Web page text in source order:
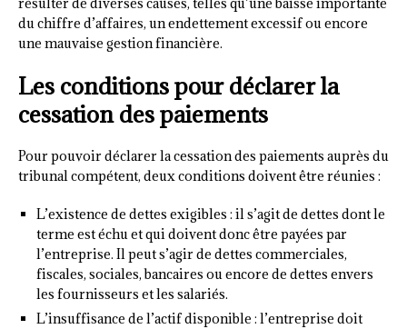
résulter de diverses causes, telles qu’une baisse importante
du chiffre d’affaires, un endettement excessif ou encore
une mauvaise gestion financière.
Les conditions pour déclarer la
cessation des paiements
Pour pouvoir déclarer la cessation des paiements auprès du
tribunal compétent, deux conditions doivent être réunies :
L’existence de dettes exigibles : il s’agit de dettes dont le
terme est échu et qui doivent donc être payées par
l’entreprise. Il peut s’agir de dettes commerciales,
fiscales, sociales, bancaires ou encore de dettes envers
les fournisseurs et les salariés.
L’insuffisance de l’actif disponible : l’entreprise doit